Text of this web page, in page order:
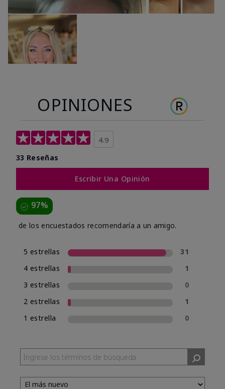
OPINIONES
4.9
33 Reseñas
Escribir Una Opinión
97%
de los encuestados recomendaría a un amigo.
5 estrellas
31
4 estrellas
1
3 estrellas
0
2 estrellas
1
1 estrella
0